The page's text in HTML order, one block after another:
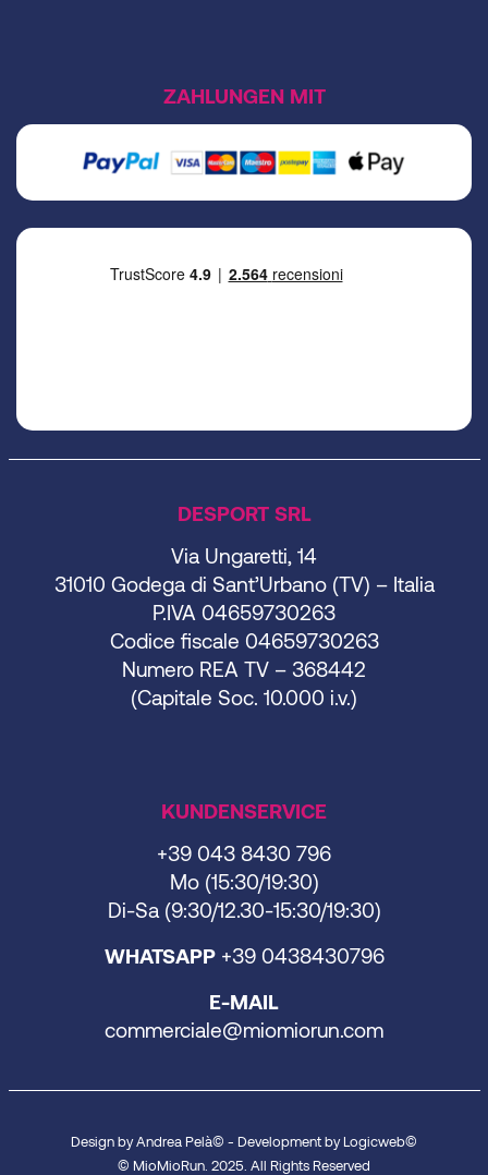
DESPORT SRL
Via Ungaretti, 14
31010 Godega di Sant’Urbano (TV) – Italia
P.IVA 04659730263
Codice fiscale 04659730263
Numero REA TV – 368442
(Capitale Soc. 10.000 i.v.)
KUNDENSERVICE
+39 043 8430 796
Mo (15:30/19:30)
Di-Sa (9:30/12.30-15:30/19:30)
WHATSAPP +39 0438430796
E-MAIL
commerciale@miomiorun.com
ZAHLUNGEN MIT
Design by Andrea Pelà© - Development by Logicweb©
© MioMioRun. 2025. All Rights Reserved